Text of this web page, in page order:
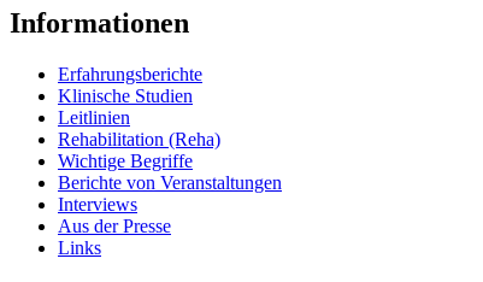
Informationen
Erfahrungsberichte
Klinische Studien
Leitlinien
Rehabilitation (Reha)
Wichtige Begriffe
Berichte von Veranstaltungen
Interviews
Aus der Presse
Links